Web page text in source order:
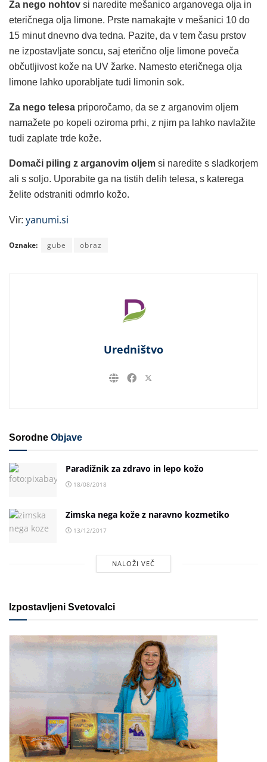
Za nego nohtov si naredite mešanico arganovega olja in
eteričnega olja limone. Prste namakajte v mešanici 10 do
15 minut dnevno dva tedna. Pazite, da v tem času prstov
ne izpostavljate soncu, saj eterično olje limone poveča
občutljivost kože na UV žarke. Namesto eteričnega olja
limone lahko uporabljate tudi limonin sok.
Za nego telesa priporočamo, da se z arganovim oljem
namažete po kopeli oziroma prhi, z njim pa lahko navlažite
tudi zaplate trde kože.
Domači piling z arganovim oljem si naredite s sladkorjem
ali s soljo. Uporabite ga na tistih delih telesa, s katerega
želite odstraniti odmrlo kožo.
Vir: yanumi.si
Oznake: gube obraz
Uredništvo
Sorodne Objave
Paradižnik za zdravo in lepo kožo
18/08/2018
Zimska nega kože z naravno kozmetiko
13/12/2017
NALOŽI VEČ
Izpostavljeni Svetovalci